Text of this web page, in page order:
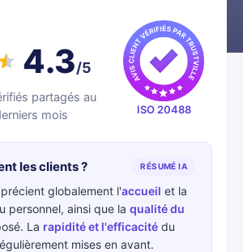
4.3/5
partagés au
mois
ISO 20488
les clients ? RÉSUMÉ IA
globalement l'accueil et la
personnel, ainsi que la qualité du
La rapidité et l'efficacité du
mises en avant.